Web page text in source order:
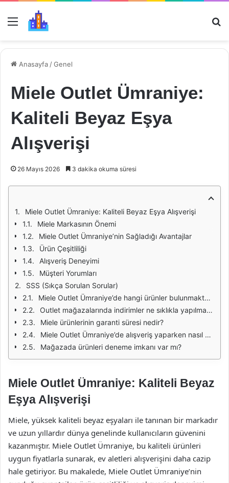
Menü
Anasayfa /Genel
Miele Outlet Ümraniye:
Kaliteli Beyaz Eşya
Alışverişi
26 Mayıs 2026 3 dakika okuma süresi
Miele Outlet Ümraniye: Kaliteli Beyaz Eşya Alışverişi
Miele Markasının Önemi
Miele Outlet Ümraniye’nin Sağladığı Avantajlar
Ürün Çeşitliliği
Alışveriş Deneyimi
Müşteri Yorumları
SSS (Sıkça Sorulan Sorular)
Miele Outlet Ümraniye’de hangi ürünler bulunmaktadır?
Outlet mağazalarında indirimler ne sıklıkla yapılmaktadır?
Miele ürünlerinin garanti süresi nedir?
Miele Outlet Ümraniye’de alışveriş yaparken nasıl ödeme yapabilirim?
Mağazada ürünleri deneme imkanı var mı?
Miele Outlet Ümraniye: Kaliteli Beyaz
Eşya Alışverişi
Miele, yüksek kaliteli beyaz eşyaları ile tanınan bir markadır
ve uzun yıllardır dünya genelinde kullanıcıların güvenini
kazanmıştır. Miele Outlet Ümraniye, bu kaliteli ürünleri
uygun fiyatlarla sunarak, ev aletleri alışverişini daha cazip
hale getiriyor. Bu makalede, Miele Outlet Ümraniye’nin